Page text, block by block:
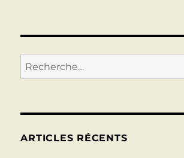
FIBROSE
2019
Recherche
pour :
ARTICLES RÉCENTS